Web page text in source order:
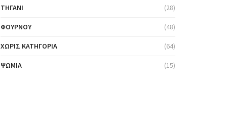
ΤΗΓΆΝΙ (28)
ΦΟΎΡΝΟΥ (48)
ΧΩΡΊΣ ΚΑΤΗΓΟΡΊΑ (64)
ΨΩΜΙΆ (15)